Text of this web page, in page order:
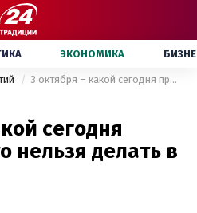
ЭКОНОМИКА
3 октября – какой сегодня праздник и что нельзя делать в этот день
сегодня
нельзя делать в